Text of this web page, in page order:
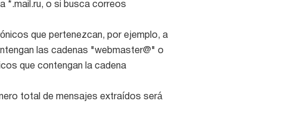
*.mail.ru, o si busca correos
que pertenezcan, por ejemplo, a
las cadenas "webmaster@" o
que contengan la cadena
total de mensajes extraídos será